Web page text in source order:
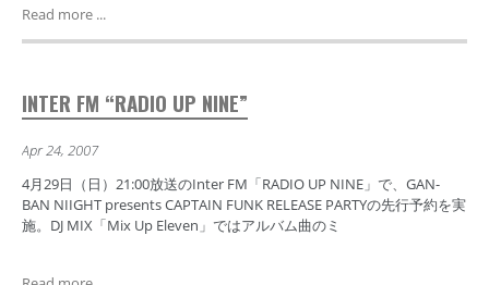
Read more ...
INTER FM “RADIO UP NINE”
Apr 24, 2007
4月29日（日）21:00放送のInter FM「RADIO UP NINE」で、GAN-
BAN NIIGHT presents CAPTAIN FUNK RELEASE PARTYの先行予約を実
施。DJ MIX「Mix Up Eleven」ではアルバム曲のミ